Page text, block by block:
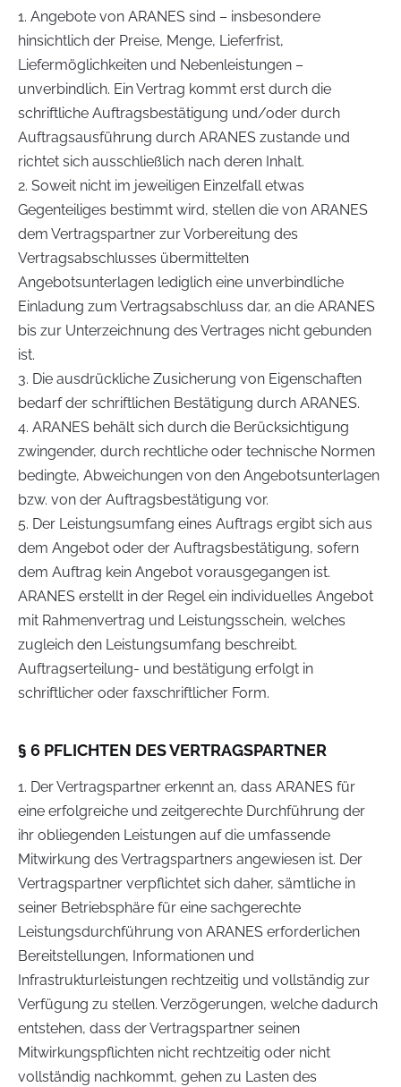
1. Angebote von ARANES sind – insbesondere
hinsichtlich der Preise, Menge, Lieferfrist,
Liefermöglichkeiten und Nebenleistungen –
unverbindlich. Ein Vertrag kommt erst durch die
schriftliche Auftragsbestätigung und/oder durch
Auftragsausführung durch ARANES zustande und
richtet sich ausschließlich nach deren Inhalt.
2. Soweit nicht im jeweiligen Einzelfall etwas
Gegenteiliges bestimmt wird, stellen die von ARANES
dem Vertragspartner zur Vorbereitung des
Vertragsabschlusses übermittelten
Angebotsunterlagen lediglich eine unverbindliche
Einladung zum Vertragsabschluss dar, an die ARANES
bis zur Unterzeichnung des Vertrages nicht gebunden
ist.
3. Die ausdrückliche Zusicherung von Eigenschaften
bedarf der schriftlichen Bestätigung durch ARANES.
4. ARANES behält sich durch die Berücksichtigung
zwingender, durch rechtliche oder technische Normen
bedingte, Abweichungen von den Angebotsunterlagen
bzw. von der Auftragsbestätigung vor.
5. Der Leistungsumfang eines Auftrags ergibt sich aus
dem Angebot oder der Auftragsbestätigung, sofern
dem Auftrag kein Angebot vorausgegangen ist.
ARANES erstellt in der Regel ein individuelles Angebot
mit Rahmenvertrag und Leistungsschein, welches
zugleich den Leistungsumfang beschreibt.
Auftragserteilung- und bestätigung erfolgt in
schriftlicher oder faxschriftlicher Form.
§ 6 PFLICHTEN DES VERTRAGSPARTNER
1. Der Vertragspartner erkennt an, dass ARANES für
eine erfolgreiche und zeitgerechte Durchführung der
ihr obliegenden Leistungen auf die umfassende
Mitwirkung des Vertragspartners angewiesen ist. Der
Vertragspartner verpflichtet sich daher, sämtliche in
seiner Betriebsphäre für eine sachgerechte
Leistungsdurchführung von ARANES erforderlichen
Bereitstellungen, Informationen und
Infrastrukturleistungen rechtzeitig und vollständig zur
Verfügung zu stellen. Verzögerungen, welche dadurch
entstehen, dass der Vertragspartner seinen
Mitwirkungspflichten nicht rechtzeitig oder nicht
vollständig nachkommt, gehen zu Lasten des